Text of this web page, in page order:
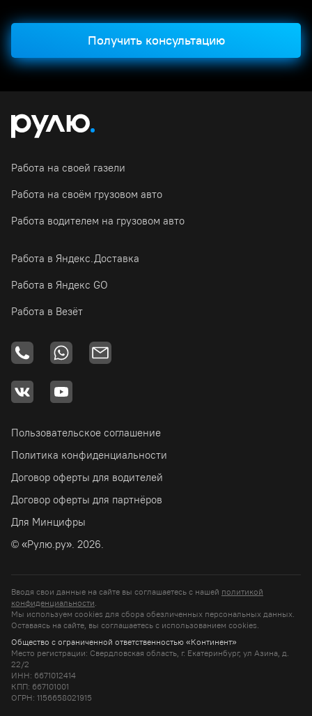
Получить консультацию
Работа на своей газели
Работа на своём грузовом авто
Работа водителем на грузовом авто
Работа в Яндекс.Доставка
Работа в Яндекс GO
Работа в Везёт
Пользовательское соглашение
Политика конфиденциальности
Договор оферты для водителей
Договор оферты для партнёров
Для Минцифры
© «Рулю.ру». 2026.
Вводя свои данные на сайте вы соглашаетесь с нашей политикой
конфиденциальности
Мы используем cookies для сбора обезличенных персональных данных.
Оставаясь на сайте, вы соглашаетесь c использованием cookies.
Общество с ограниченной ответственностью «Континент»
Место регистрации: Свердловская область, г. Екатеринбург, ул Азина, д.
22/2
ИНН: 6671012414
КПП: 667101001
ОГРН: 1156658021915